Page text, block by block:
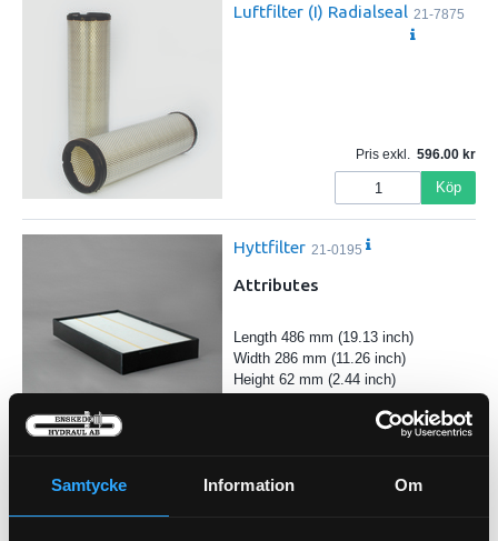
Samtycke Information Om
Luftfilter (I) Radialseal 21-7875
Pris exkl. 596.00
Köp
Hyttfilter 21-0195
Attributes
Length 486 mm (19.13 inch)
Width 286 mm (11.26 inch)
Height 62 mm (2.44 inch)
Efficiency Test Std JIS D 1612…
Primary Application VOLVO 1170